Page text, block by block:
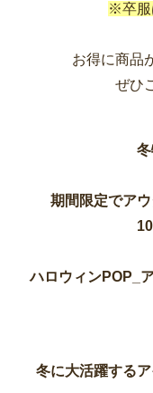
※卒服
お得に商品
ぜひ
期間限定でア
冬に大活躍する